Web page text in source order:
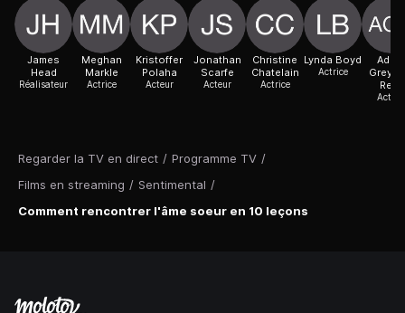
Regarder la TV en direct / Programme TV /
Films en streaming / Sentimental /
Comment rencontrer l'âme soeur en 10 leçons
James
Head
Réalisateur
Meghan
Markle
Actrice
Kristoffer
Polaha
Acteur
Jonathan
Scarfe
Acteur
Christine
Chatelain
Actrice
Lynda Boyd
Actrice
Adam
Reid
Acteur